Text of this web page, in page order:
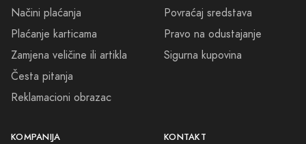
Načini plaćanja
Plaćanje karticama
Zamjena veličine ili artikla
Česta pitanja
Reklamacioni obrazac
Povraćaj sredstava
Pravo na odustajanje
Sigurna kupovina
KOMPANIJA KONTAKT